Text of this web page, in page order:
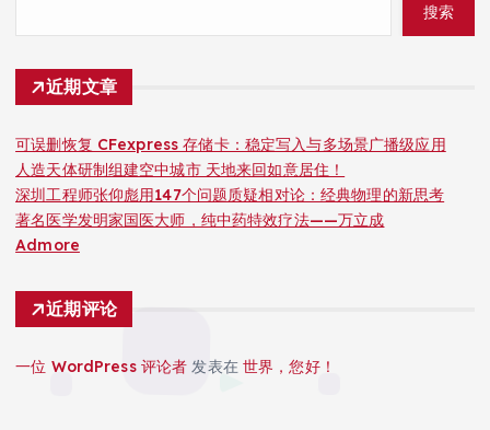
搜索
近期文章
可误删恢复 CFexpress 存储卡：稳定写入与多场景广播级应用
人造天体研制组建空中城市 天地来回如意居住！
深圳工程师张仰彪用147个问题质疑相对论：经典物理的新思考
著名医学发明家国医大师，纯中药特效疗法——万立成
Admore
近期评论
一位 WordPress 评论者 发表在世界，您好！